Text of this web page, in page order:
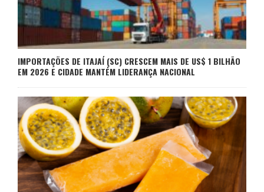
IMPORTAÇÕES DE ITAJAÍ (SC) CRESCEM MAIS DE US$ 1 BILHÃO
EM 2026 E CIDADE MANTÉM LIDERANÇA NACIONAL